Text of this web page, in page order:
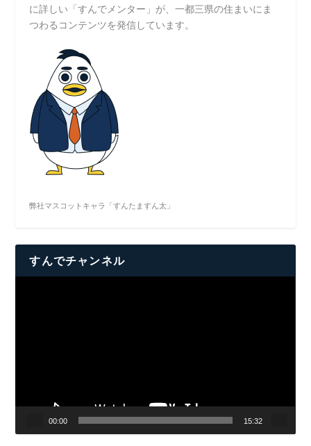
に詳しい「すんでメンター」が、一都三県の住まいにま
つわるコンテンツを発信しています。
弊社マスコットキャラ「すんたますん太」
すんでチャンネル
00:00 15:32